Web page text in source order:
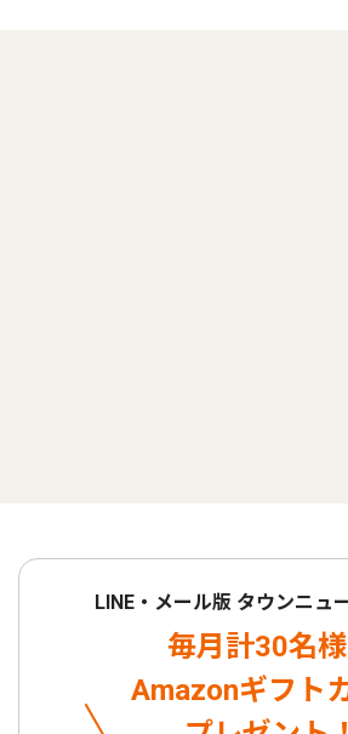
LINE・メール版 タウンニュ
毎月計30名
Amazonギフト